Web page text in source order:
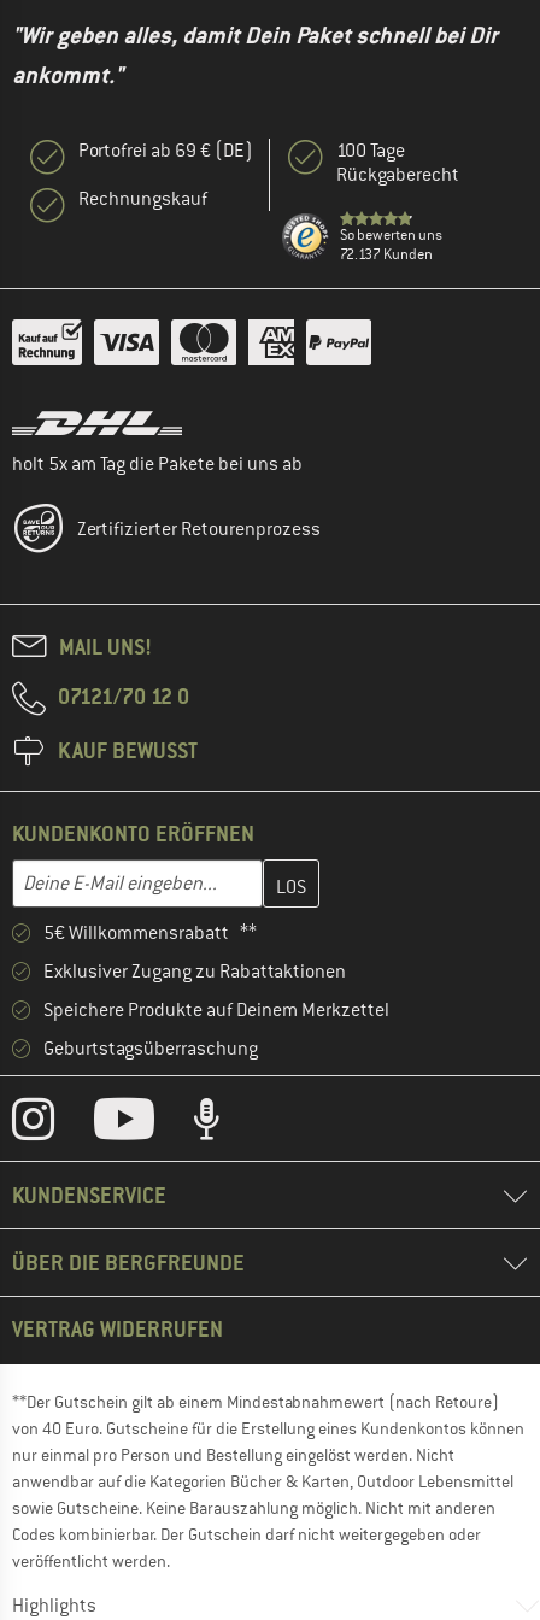
"Wir geben alles, damit Dein Paket schnell bei Dir
ankommt."
Portofrei ab 69 € (DE)
Rechnungskauf
100 Tage
Rückgaberecht
So bewerten uns
72.137 Kunden
holt 5x am Tag die Pakete bei uns ab
Zertifizierter Retourenprozess
MAIL UNS!
07121/70 12 0
KAUF BEWUSST
KUNDENKONTO ERÖFFNEN
E-Mail-Adresse
Gib hier deine E-Mail-Adresse ein und erstelle im nächsten
5€ Willkommensrabatt **
Exklusiver Zugang zu Rabattaktionen
Speichere Produkte auf Deinem Merkzettel
Geburtstagsüberraschung
KUNDENSERVICE
ÜBER DIE BERGFREUNDE
VERTRAG WIDERRUFEN
**Der Gutschein gilt ab einem Mindestabnahmewert (nach Retoure)
von 40 Euro. Gutscheine für die Erstellung eines Kundenkontos können
nur einmal pro Person und Bestellung eingelöst werden. Nicht
anwendbar auf die Kategorien Bücher & Karten, Outdoor Lebensmittel
sowie Gutscheine. Keine Barauszahlung möglich. Nicht mit anderen
Codes kombinierbar. Der Gutschein darf nicht weitergegeben oder
veröffentlicht werden.
Highlights